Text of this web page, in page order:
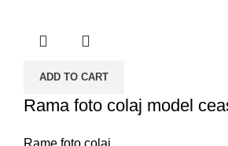
ADD TO CART
Rama foto colaj model
Rame foto colaj